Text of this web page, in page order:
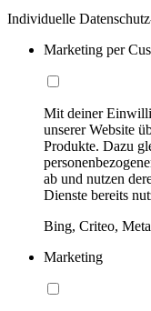
Individuelle
Marketing per
Mit deiner
unserer Website
Produkte. Dazu
ab und nutzen
Dienste bereits
Bing, Criteo,
Marketing